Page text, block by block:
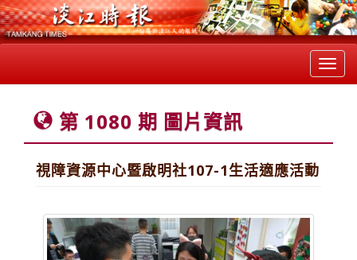
第 1080 期 圖片資訊
視障資源中心暨啟明社107-1生活適應活動